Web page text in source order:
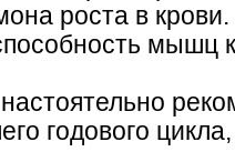
роста в
мышц
годового